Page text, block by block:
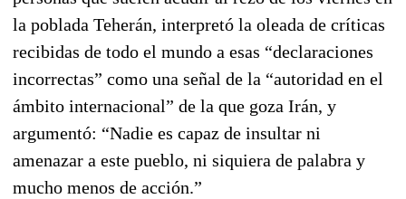
la poblada Teherán, interpretó la oleada de críticas
recibidas de todo el mundo a esas “declaraciones
incorrectas” como una señal de la “autoridad en el
ámbito internacional” de la que goza Irán, y
argumentó: “Nadie es capaz de insultar ni
amenazar a este pueblo, ni siquiera de palabra y
mucho menos de acción.”